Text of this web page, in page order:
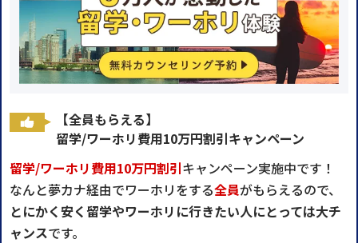
【全員もらえる】
留学/ワーホリ費用10万円割引キャンペーン
留学/ワーホリ費用10万円割引キャンペーン実施中です！
なんと夢カナ経由でワーホリをする全員がもらえるので、
とにかく安く留学やワーホリに行きたい人にとっては大チ
ャンスです。